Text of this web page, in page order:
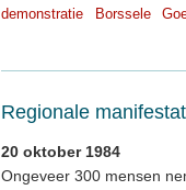
demonstratie
Borssele
Regionale
20 oktober 1984
Ongeveer 300 mensen